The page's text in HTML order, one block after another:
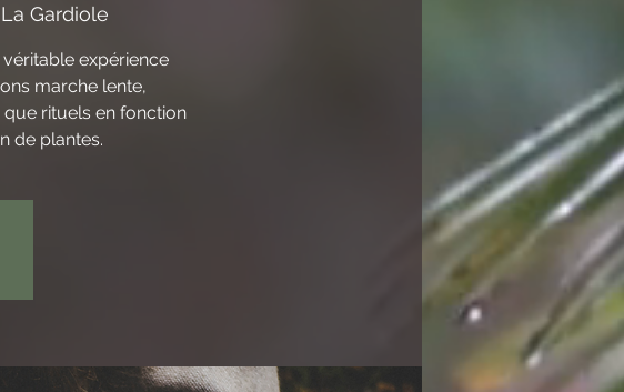
Gardiole
expérience
marche lente,
rituels en fonction
de plantes.